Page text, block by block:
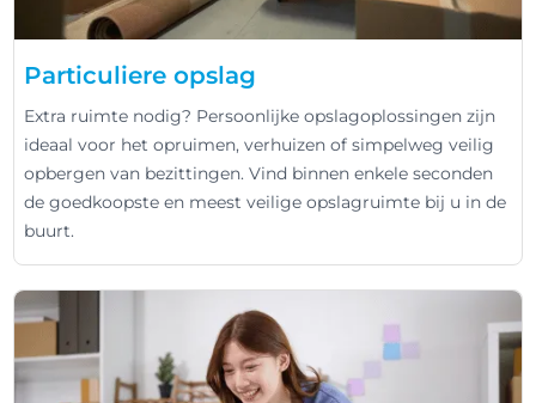
Particuliere opslag
Extra ruimte nodig? Persoonlijke opslagoplossingen zijn
ideaal voor het opruimen, verhuizen of simpelweg veilig
opbergen van bezittingen. Vind binnen enkele seconden
de goedkoopste en meest veilige opslagruimte bij u in de
buurt.